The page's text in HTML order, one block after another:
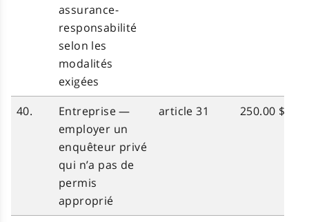
assurance-
responsabilité
selon les
modalités
exigées
40.
Entreprise —
employer un
enquêteur privé
qui n’a pas de
permis
approprié
article 31 250.00 $